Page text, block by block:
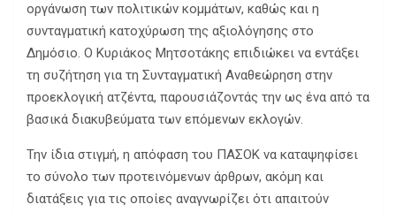
οργάνωση των πολιτικών κομμάτων, καθώς και η
συνταγματική κατοχύρωση της αξιολόγησης στο
Δημόσιο. Ο Κυριάκος Μητσοτάκης επιδιώκει να εντάξει
τη συζήτηση για τη Συνταγματική Αναθεώρηση στην
προεκλογική ατζέντα, παρουσιάζοντάς την ως ένα από τα
βασικά διακυβεύματα των επόμενων εκλογών.
Την ίδια στιγμή, η απόφαση του ΠΑΣΟΚ να καταψηφίσει
το σύνολο των προτεινόμενων άρθρων, ακόμη και
διατάξεις για τις οποίες αναγνωρίζει ότι απαιτούν